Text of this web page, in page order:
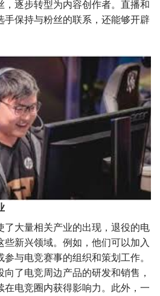
，逐步转型为内容创作者。直播和
手保持与粉丝的联系，还能够开辟
了大量相关产业的出现，退役的电
些新兴领域。例如，他们可以加入
与电竞赛事的组织和策划工作。
了电竞周边产品的研发和销售，
在电竞圈内获得影响力。此外，一